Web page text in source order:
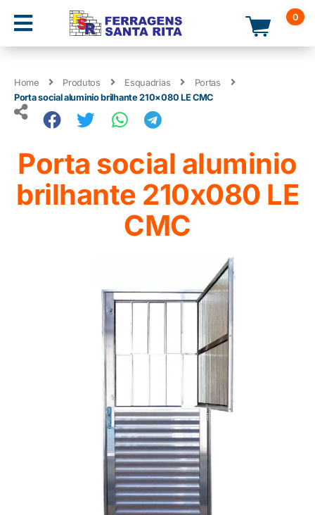
0
Home Produtos Esquadrias
Portas
Porta social aluminio brilhante 210×080 LE CMC
Porta social aluminio
brilhante 210x080 LE
CMC